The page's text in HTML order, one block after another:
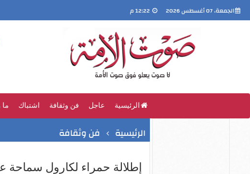
الجمعة، 07 أغسطس 2026
الرئيسية عاجل فن وثقافة اشتباك ما
الرئيسية فن وثقافة
إطلالة حمراء لكارول